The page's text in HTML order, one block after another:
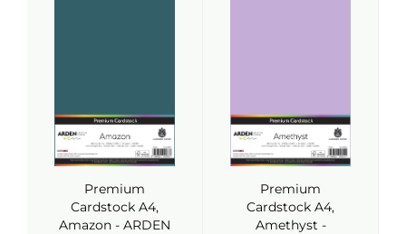
Premium
Cardstock A4,
Amazon - ARDEN
Premium
Cardstock A4,
Amethyst -